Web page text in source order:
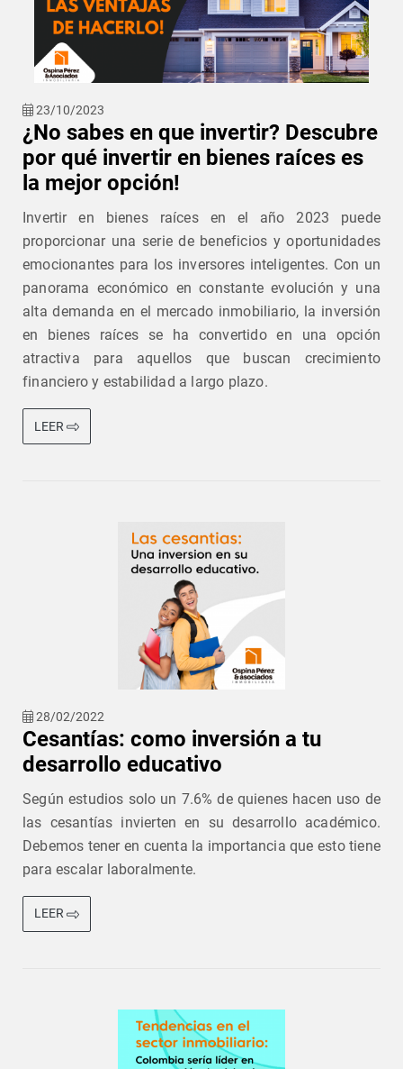
23/10/2023
¿No sabes en que invertir? Descubre
por qué invertir en bienes raíces es
la mejor opción!
Invertir en bienes raíces en el año 2023 puede
proporcionar una serie de beneficios y oportunidades
emocionantes para los inversores inteligentes. Con un
panorama económico en constante evolución y una
alta demanda en el mercado inmobiliario, la inversión
en bienes raíces se ha convertido en una opción
atractiva para aquellos que buscan crecimiento
financiero y estabilidad a largo plazo.
LEER
28/02/2022
Cesantías: como inversión a tu
desarrollo educativo
Según estudios solo un 7.6% de quienes hacen uso de
las cesantías invierten en su desarrollo académico.
Debemos tener en cuenta la importancia que esto tiene
para escalar laboralmente.
LEER